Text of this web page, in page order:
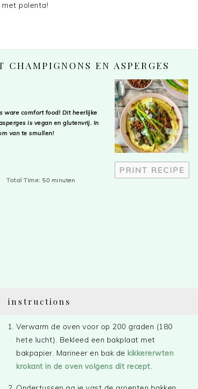
met polenta!
CHAMPIGNONS EN ASPERGES
PRINT RECIPE
ware comfort food! Dit heerlijke
is vegan en glutenvrij. In
van te smullen!
Total Time: 50 minuten
instructions
Verwarm de oven voor op 200 graden (180
hete lucht). Bekleed een bakplaat met
bakpapier. Marineer en bak de kikkererwten
krokant in de oven volgens dit recept.